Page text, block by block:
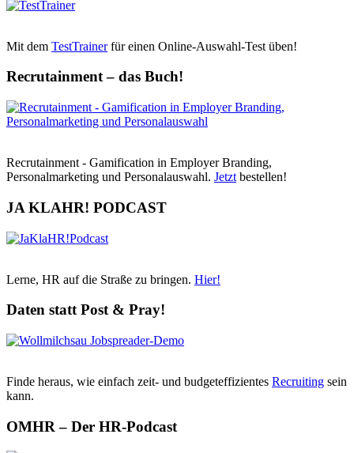
Mit dem TestTrainerfür einen Online-Auswahl-Test üben!
Recrutainment – das Buch!
Recrutainment - Gamification in Employer Branding,
Personalmarketing und Personalauswahl. Jetzt bestellen!
JA KLAHR! PODCAST
Lerne, HR auf die Straße zu bringen. Hier!
Daten statt Post & Pray!
Finde heraus, wie einfach zeit- und budgeteffizientes Recruiting sein
kann.
OMHR – Der HR-Podcast